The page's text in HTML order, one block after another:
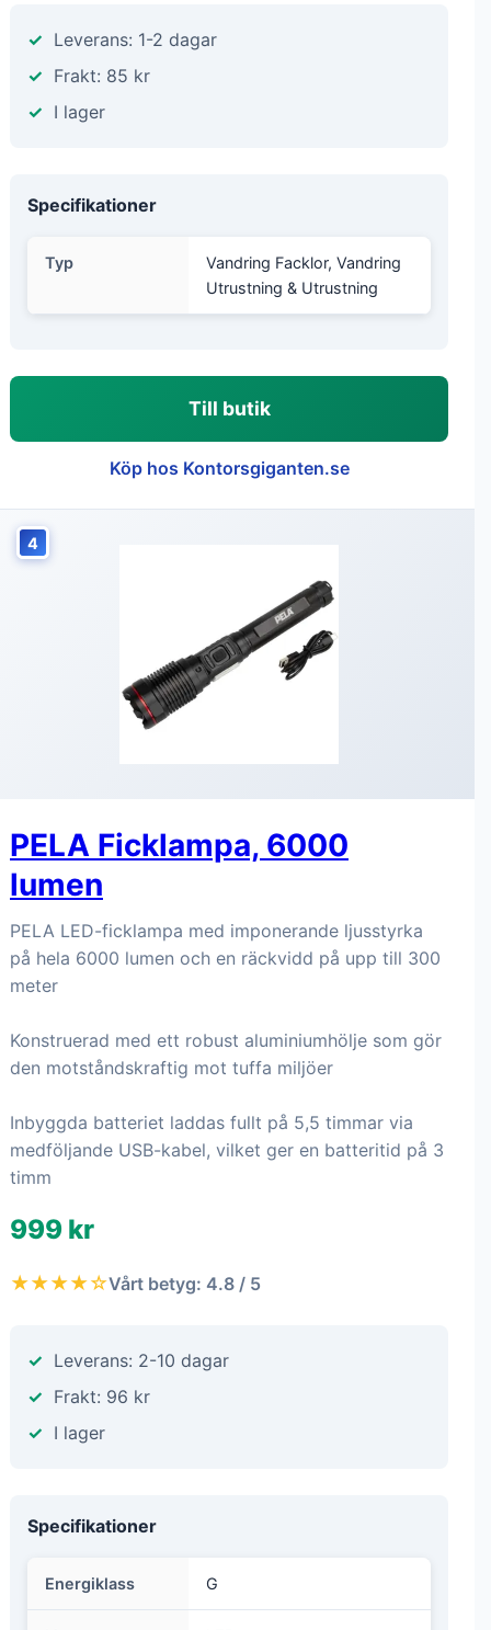
Leverans: 1-2 dagar
Frakt: 85 kr
I lager
Specifikationer
Typ
Vandring Facklor, Vandring
Utrustning & Utrustning
Till butik
Köp hos Kontorsgiganten.se
4
PELA Ficklampa, 6000
lumen
PELA LED-ficklampa med imponerande ljusstyrka
på hela 6000 lumen och en räckvidd på upp till 300
meter
Konstruerad med ett robust aluminiumhölje som gör
den motståndskraftig mot tuffa miljöer
Inbyggda batteriet laddas fullt på 5,5 timmar via
medföljande USB-kabel, vilket ger en batteritid på 3
timm
999 kr
★★★★☆Vårt betyg: 4.8 / 5
Leverans: 2-10 dagar
Frakt: 96 kr
I lager
Specifikationer
Energiklass G